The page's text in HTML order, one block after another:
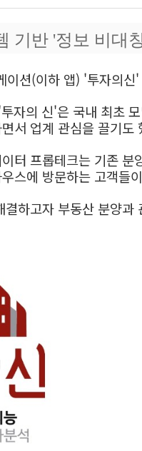
기반 '정보 비대
이션(이하 앱) '투자의
자의 신'은 국내 최초
서 업계 관심을 끌기도
터 프롭테크는 기존 분
스에 방문하는 고객들
하고자 부동산 분양